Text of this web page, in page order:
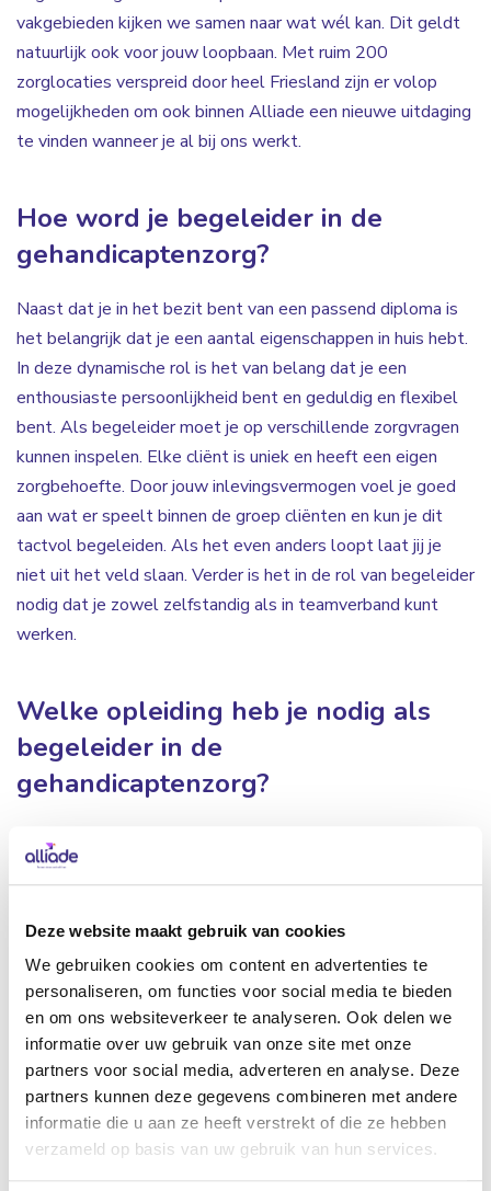
Deze website maakt gebruik van cookies
We gebruiken cookies om content en advertenties te
personaliseren, om functies voor social media te bieden
en om ons websiteverkeer te analyseren. Ook delen we
informatie over uw gebruik van onze site met onze
partners voor social media, adverteren en analyse. Deze
partners kunnen deze gegevens combineren met andere
informatie die u aan ze heeft verstrekt of die ze hebben
verzameld op basis van uw gebruik van hun services.
vakgebieden kijken we samen naar wat wél kan. Dit geldt
natuurlijk ook voor jouw loopbaan. Met ruim 200
zorglocaties verspreid door heel Friesland zijn er volop
mogelijkheden om ook binnen Alliade een nieuwe uitdaging
te vinden wanneer je al bij ons werkt.
Hoe word je begeleider in de
gehandicaptenzorg?
Naast dat je in het bezit bent van een passend diploma is
het belangrijk dat je een aantal eigenschappen in huis hebt.
In deze dynamische rol is het van belang dat je een
enthousiaste persoonlijkheid bent en geduldig en flexibel
bent. Als begeleider moet je op verschillende zorgvragen
kunnen inspelen. Elke cliënt is uniek en heeft een eigen
zorgbehoefte. Door jouw inlevingsvermogen voel je goed
aan wat er speelt binnen de groep cliënten en kun je dit
tactvol begeleiden. Als het even anders loopt laat jij je
niet uit het veld slaan. Verder is het in de rol van begeleider
nodig dat je zowel zelfstandig als in teamverband kunt
werken.
Welke opleiding heb je nodig als
begeleider in de
gehandicaptenzorg?
Als begeleider in de gehandicaptenzorg is het belangrijk
dat je een zorgopleiding hebt afgerond. Dit is namelijk een
zorgopleiding op niveau 3 nodig en voor begeleider B is dat
niveau 4. Heb je geen passende zorgopleiding gevolgd of
afgerond? Ook dan zijn er vacatures waar je voor in
aanmerking komt. Bekijk hiervoor onzezij-
instroomvacaturesof dewerk-leertrajectendie je bij ons
kunt volgen.
Neem contact op met een recruiter